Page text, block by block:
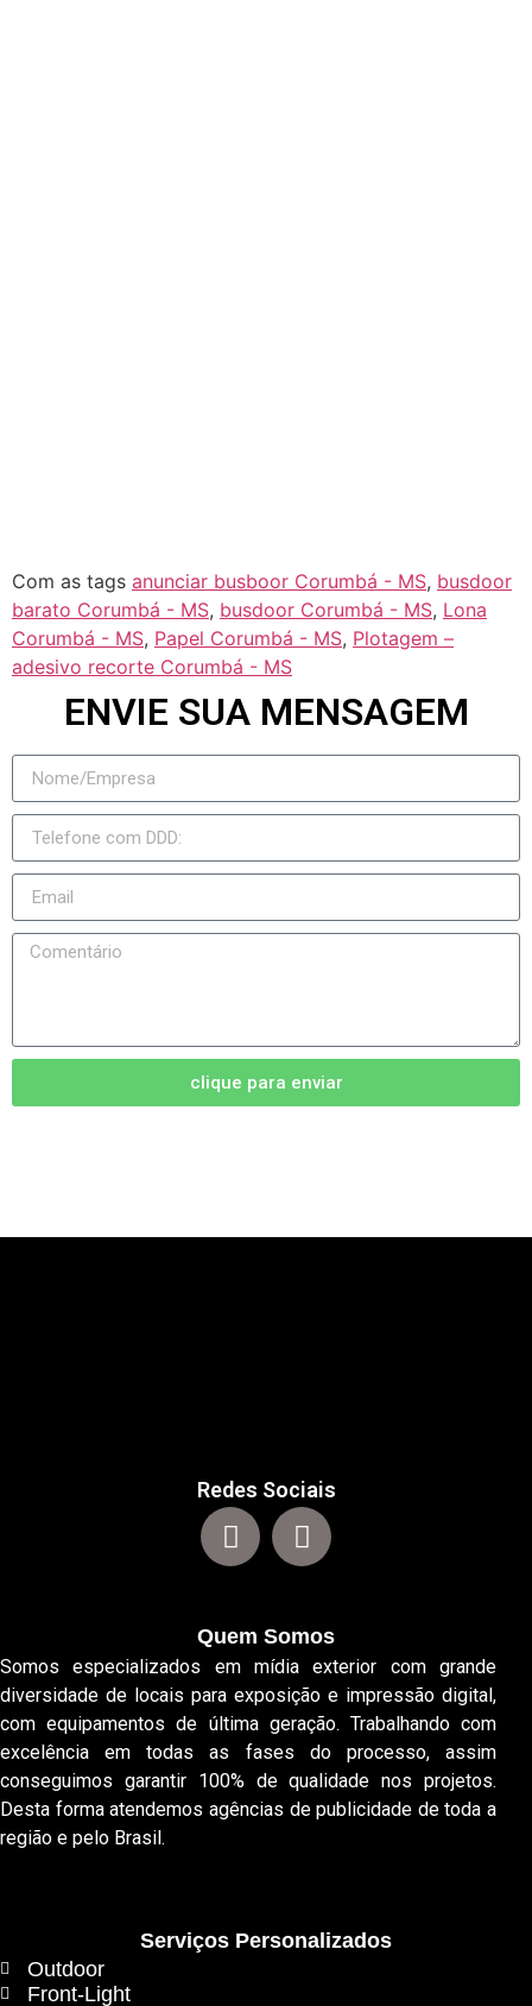
Com as tags anunciar busboor Corumbá - MS, busdoor
barato Corumbá - MS, busdoor Corumbá - MS, Lona
Corumbá - MS, Papel Corumbá - MS, Plotagem –
adesivo recorte Corumbá - MS
ENVIE SUA MENSAGEM
clique para enviar
Redes Sociais
Quem Somos
Somos especializados em mídia exterior com grande
diversidade de locais para exposição e impressão digital,
com equipamentos de última geração. Trabalhando com
excelência em todas as fases do processo, assim
conseguimos garantir 100% de qualidade nos projetos.
Desta forma atendemos agências de publicidade de toda a
região e pelo Brasil.
Serviços Personalizados
Outdoor
Front-Light